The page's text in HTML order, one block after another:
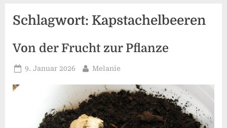
Schlagwort: Kapstachelbeeren
Von der Frucht zur Pflanze
Posted
9. Januar 2026 By
Melanie